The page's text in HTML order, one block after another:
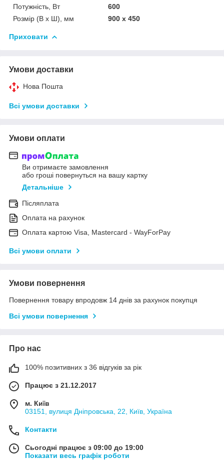
Потужність, Вт
600
Розмір (В х Ш), мм
900 х 450
Приховати
Умови доставки
Нова Пошта
Всі умови доставки
Умови оплати
Ви отримаєте замовлення
або гроші повернуться на вашу картку
Детальніше
Післяплата
Оплата на рахунок
Оплата картою Visa, Mastercard - WayForPay
Всі умови оплати
Умови повернення
Повернення товару впродовж 14 днів за рахунок покупця
Всі умови повернення
Про нас
100% позитивних з 36 відгуків за рік
Працює з 21.12.2017
м. Київ
03151, вулиця Дніпровська, 22, Київ, Україна
Контакти
Сьогодні працює з 09:00 до 19:00
Показати весь графік роботи